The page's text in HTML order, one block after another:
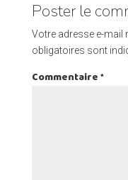
Poster le
Votre adresse e-mail
obligatoires sont
Commentaire*